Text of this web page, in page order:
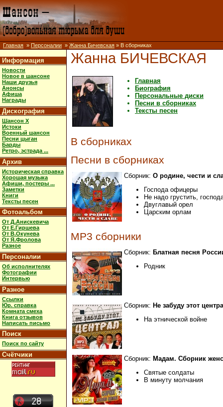
Главная » Персоналии » Жанна Бичевская » В сборниках
Информация
Новости
Новое в шансоне
Наши друзья
Анонсы
Афиша
Награды
Дискография
Шансон X
Истоки
Военный шансон
Песни цыган
Барды
Ретро, эстрада ...
Архив
Историческая справка
Хорошая музыка
Афиши, постеры ...
Заметки
Книги
Тексты песен
Фотоальбом
От Д.Анискевича
От Е.Гиршева
От В.Окунева
От Я.Фролова
Разное
Персоналии
Об исполнителях
Фотографии
Интервью
Разное
Ссылки
Юр. справка
Комната смеха
Книга отзывов
Написать письмо
Поиск
Поиск по сайту
Счётчики
Жанна БИЧЕВСКАЯ
Главная
Биография
Персональные диски
Песни в сборниках
Тексты песен
В сборниках
Песни в сборниках
Сборник: О родине, чести и
Господа офицеры
Не надо грустить,
Двуглавый орел
Царским орлам
MP3 сборники
Сборник: Блатная песня
Родник
Сборник: Не забуду этот
На этнической войне
Сборник: Мадам. Сборник
Святые солдаты
В минуту молчания